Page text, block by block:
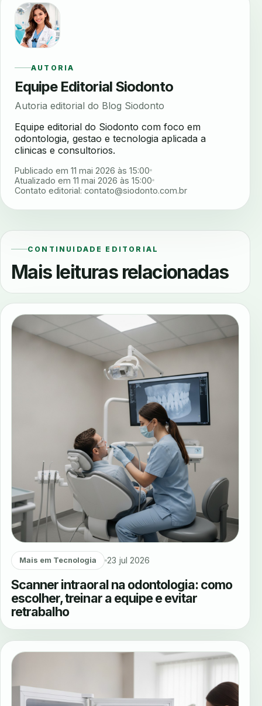
AUTORIA
Equipe Editorial Siodonto
Autoria editorial do Blog Siodonto
Equipe editorial do Siodonto com foco em
odontologia, gestao e tecnologia aplicada a
clinicas e consultorios.
Publicado em 11 mai 2026 às 15:00
Atualizado em 11 mai 2026 às 15:00
Contato editorial: contato@siodonto.com.br
CONTINUIDADE EDITORIAL
Mais leituras relacionadas
Mais em Tecnologia 23 jul 2026
Scanner intraoral na odontologia: como
escolher, treinar a equipe e evitar
retrabalho